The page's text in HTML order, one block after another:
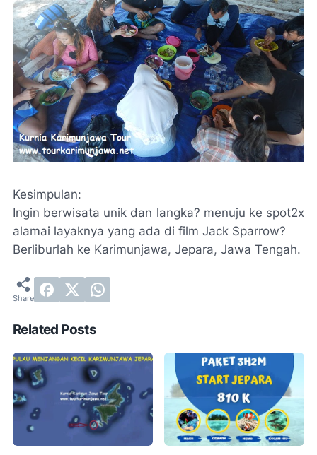
Kesimpulan:
Ingin berwisata unik dan langka? menuju ke spot2x
alamai layaknya yang ada di film Jack Sparrow?
Berliburlah ke Karimunjawa, Jepara, Jawa Tengah.
Related Posts